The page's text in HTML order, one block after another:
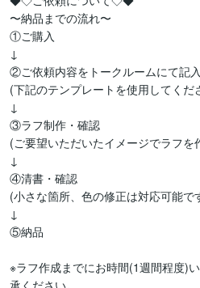
〜納品までの流れ〜
①ご購入
↓
②ご依頼内容をトークルームにて記入
(下記のテンプレートを使用してくだ
↓
③ラフ制作・確認
(ご要望いただいたイメージでラフを
↓
④清書・確認
(小さな箇所、色の修正は対応可能で
↓
⑤納品
※ラフ作成までにお時間(1週間程度)